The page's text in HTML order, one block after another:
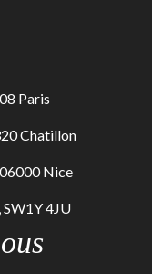
Paris
Chatillon
Nice
SW1Y 4JU